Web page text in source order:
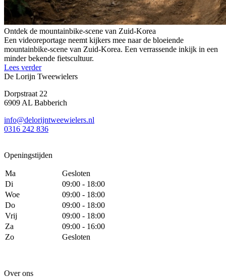
Ontdek de mountainbike-scene van Zuid-Korea
Een videoreportage neemt kijkers mee naar de bloeiende
mountainbike-scene van Zuid-Korea. Een verrassende inkijk in een
minder bekende fietscultuur.
Lees verder
De Lorijn Tweewielers
Dorpstraat 22
6909 AL Babberich
info@delorijntweewielers.nl
0316 242 836
Openingstijden
Ma
Gesloten
Di
09:00 - 18:00
Woe
09:00 - 18:00
Do
09:00 - 18:00
Vrij
09:00 - 18:00
Za
09:00 - 16:00
Zo
Gesloten
Over ons